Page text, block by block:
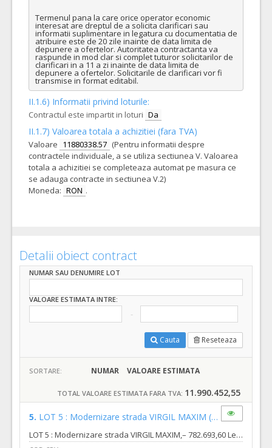
Termenul pana la care orice operator economic
interesat are dreptul de a solicita clarificari sau
informatii suplimentare in legatura cu documentatia de
atribuire este de 20 zile inainte de data limita de
depunere a ofertelor. Autoritatea contractanta va
raspunde in mod clar si complet tuturor solicitarilor de
clarificari in a 11 a zi inainte de data limita de
depunere a ofertelor. Solicitarile de clarificari vor fi
transmise in format editabil.
II.1.6) Informatii privind loturile:
Contractul este impartit in loturi Da
II.1.7) Valoarea totala a achizitiei (fara TVA)
Valoare 11880338.57 (Pentru informatii despre
contractele individuale, a se utiliza sectiunea V. Valoarea
totala a achizitiei se completeaza automat pe masura ce
se adauga contracte in sectiunea V.2)
Moneda: RON .
Detalii obiect contract
NUMAR SAU DENUMIRE LOT
VALOARE ESTIMATA INTRE:
Cauta Reseteaza
SORTARE: NUMAR VALOARE ESTIMATA
TOTAL VALOARE ESTIMATA FARA TVA: 11.990.452,55
5. LOT 5 : Modernizare strada VIRGIL MAXIM (LOT-0005)
LOT 5 : Modernizare strada VIRGIL MAXIM,– 782.693,60 Lei (fără TVA), din care: a) Valoare proiectare : 13.547,84 lei fara TVA din care : b) Valoare executie lucrari : 769.145,76 lei fara TVA LOT 5 Modernizare strada VIRGIL MAXIM Strada Virgil Maxim este situată în partea de sud a municipiului Oradea, în zona industrială de est, în cartierul Tineretului. Strada se desfășoară între două brațe ale străzii George Bacaloglu. Lungimea străzii este de 325,86 m, suprafața totală amenajată prin obiectiv este de 4.686,00 mp. Destinaţie şi funcţiuni: - se va realiza carosabil și trotuare modernizate; - se va studia și amenajarea intersecțiilor cu străzile adiacente, acolo unde este cazul; - se va soluționa scurgerea apelor pluviale; - se vor realiza accesele la proprietățile adiacente; - se vor amenaja spațiile verzi (unde este cazul), doar la nivel de teren fertil